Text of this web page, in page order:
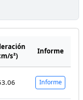
s²)
Informe
Informe